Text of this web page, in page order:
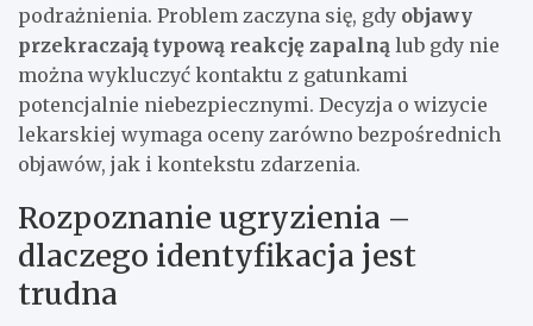
podrażnienia. Problem zaczyna się, gdy objawy
przekraczają typową reakcję zapalną lub gdy nie
można wykluczyć kontaktu z gatunkami
potencjalnie niebezpiecznymi. Decyzja o wizycie
lekarskiej wymaga oceny zarówno bezpośrednich
objawów, jak i kontekstu zdarzenia.
Rozpoznanie ugryzienia –
dlaczego identyfikacja jest
trudna